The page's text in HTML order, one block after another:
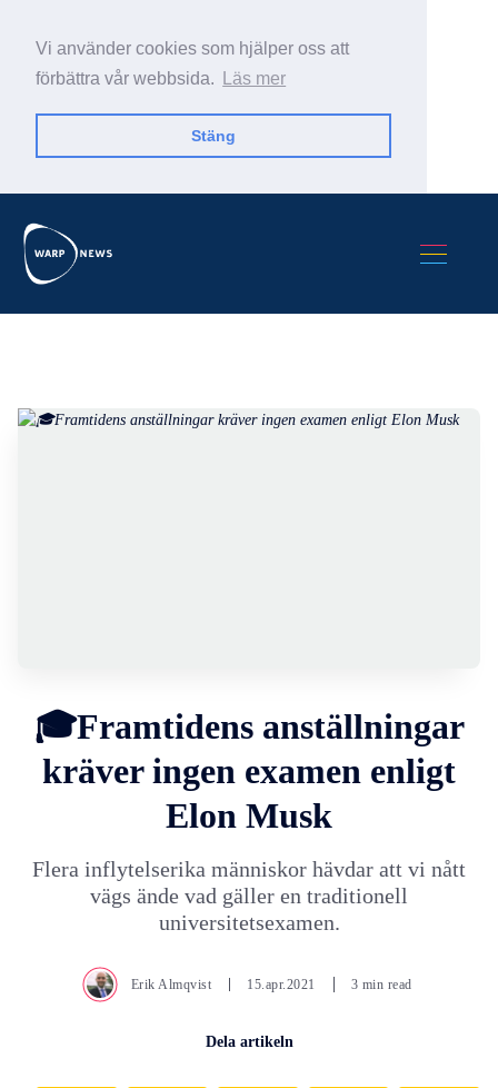
Vi använder cookies som hjälper oss att
förbättra vår webbsida.
Läs mer
Stäng
🎓Framtidens anställningar
kräver ingen examen enligt
Elon Musk
Flera inflytelserika människor hävdar att vi nått
vägs ände vad gäller en traditionell
universitetsexamen.
Erik Almqvist 15.apr.2021 3 min read
Dela artikeln